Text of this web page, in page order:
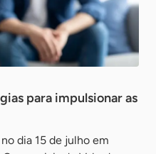
para impulsionar as
dia 15 de julho em